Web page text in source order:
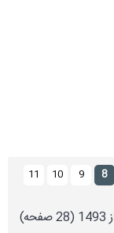
8
9
10
11